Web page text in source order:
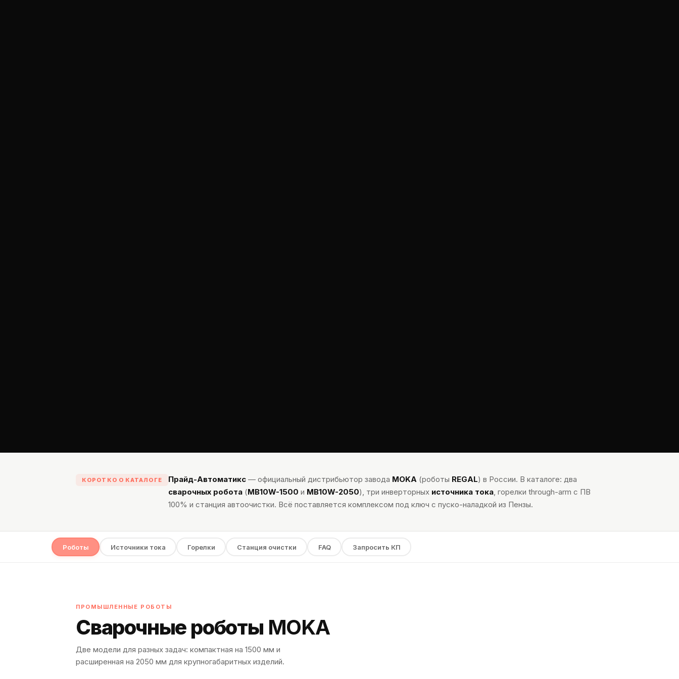
КОРОТКО О КАТАЛОГЕ Прайд-Автоматикс— официальный дистрибьютор завода MOKA(роботы REGAL) в России. В каталоге: два
сварочных робота(MB10W-1500 и MB10W-2050), три инверторных источника тока, горелки through-arm с ПВ
100% и станция автоочистки. Всё поставляется комплексом под ключ с пуско-наладкой из Пензы.
Роботы Источники тока Горелки Станция очистки FAQ Запросить КП
ПРОМЫШЛЕННЫЕ РОБОТЫ
Сварочные роботы MOKA
Две модели для разных задач: компактная на 1500 мм и
расширенная на 2050 мм для крупногабаритных изделий.